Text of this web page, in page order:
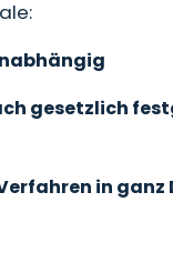
gesetzlich
in ganz